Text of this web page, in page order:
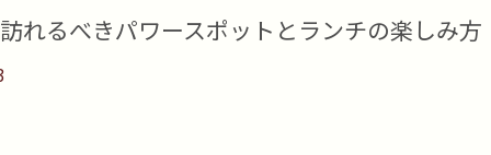
れるべきパワースポットとランチの楽しみ方